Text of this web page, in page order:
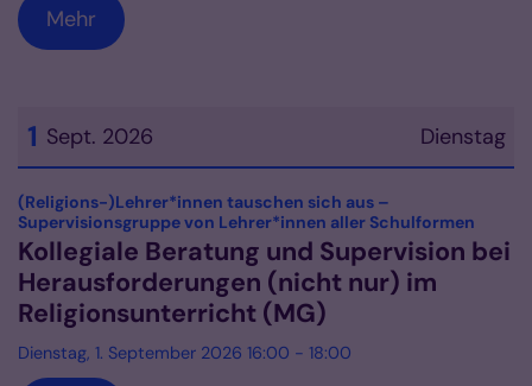
Mehr
Dienstag
1 Sept. 2026
Datum: 1. September 2026
(Religions-)Lehrer*innen tauschen sich aus –
Supervisionsgruppe von Lehrer*innen aller Schulformen
Kollegiale Beratung und Supervision bei
Herausforderungen (nicht nur) im
Religionsunterricht (MG)
Dienstag, 1. September 2026 16:00 - 18:00